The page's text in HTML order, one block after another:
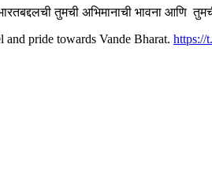
तुमची अभिमानाची भावना आणि
pride towards Vande Bharat. https://